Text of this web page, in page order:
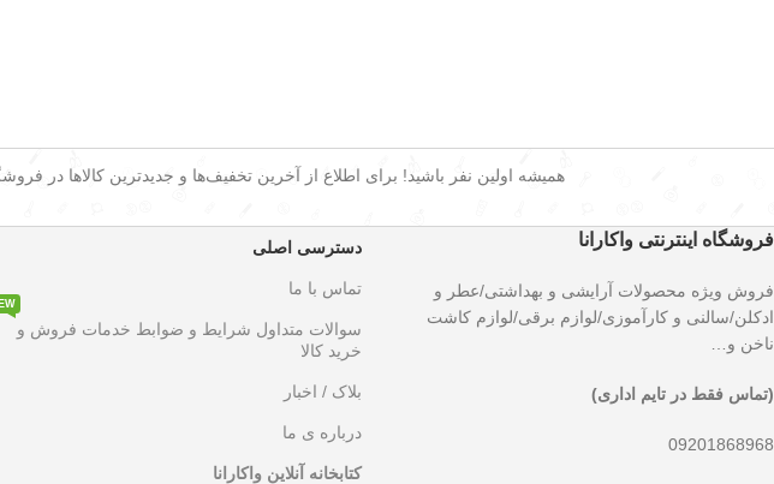
همیشه اولین نفر باشید! برای اطلاع از آخرین تخفیف‌ها و جدیدترین کالاها در
فروشگاه اینترنتی واکارانا
فروش ویژه محصولات آرایشی و بهداشتی/عطر و
ادکلن/سالنی و کارآموزی/لوازم برقی/لوازم کاشت
ناخن و…
(تماس فقط در تایم اداری)
09201868968
دسترسی اصلی
تماس با ما
سوالات متداول شرایط و ضوابط خدمات فروش و
خرید کالا
بلاک / اخبار
درباره ی ما
کتابخانه آنلاین واکارانا
به مدت